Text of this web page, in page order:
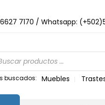
7170 / Whatsapp:
buscados: Muebles